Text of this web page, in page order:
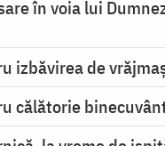
în voia lui
izbăvirea de
călătorie